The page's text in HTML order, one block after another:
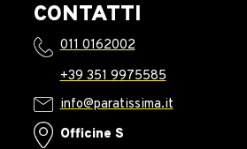
CONTATTI
011 0162002
+39 351 9975585
info@paratissima.it
Officine S